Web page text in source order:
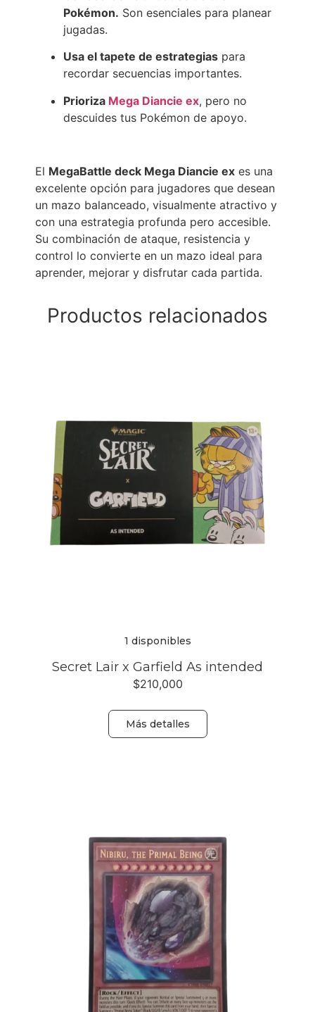
Pokémon. Son esenciales para planear
jugadas.
Usa el tapete de estrategias para
recordar secuencias importantes.
Prioriza Mega Diancie ex, pero no
descuides tus Pokémon de apoyo.
El MegaBattle deck Mega Diancie ex es una
excelente opción para jugadores que desean
un mazo balanceado, visualmente atractivo y
con una estrategia profunda pero accesible.
Su combinación de ataque, resistencia y
control lo convierte en un mazo ideal para
aprender, mejorar y disfrutar cada partida.
Productos relacionados
1 disponibles
Secret Lair x Garfield As intended
$210,000
Más detalles